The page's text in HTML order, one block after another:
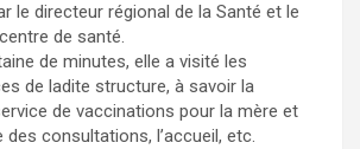
le directeur régional de la Santé et le
de santé.
de minutes, elle a visité les
de ladite structure, à savoir la
de vaccinations pour la mère et
des consultations, l’accueil, etc.